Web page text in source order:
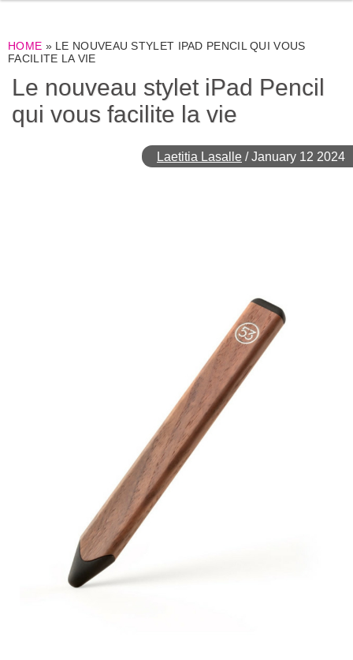
HOME » LE NOUVEAU STYLET IPAD PENCIL QUI VOUS
FACILITE LA VIE
Le nouveau stylet iPad Pencil
qui vous facilite la vie
Laetitia Lasalle /January 12 2024